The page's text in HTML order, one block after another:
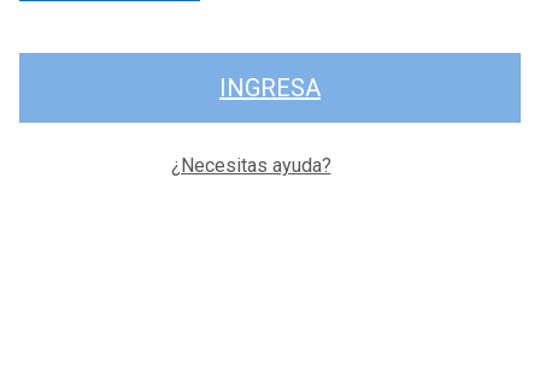
INGRESA
¿Necesitas ayuda?